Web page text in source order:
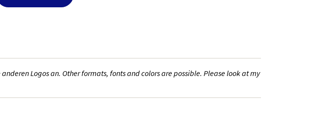
Logos an. Other formats, fonts and colors are possible. Please look at my